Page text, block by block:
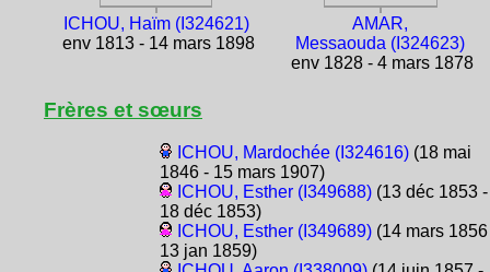
ICHOU, Haïm (I324621)
env 1813 - 14 mars 1898
AMAR,
Messaouda (I324623)
env 1828 - 4 mars 1878
Frères et sœurs
ICHOU, Mardochée (I324616)(18 mai
1846 - 15 mars 1907)
ICHOU, Esther (I349688)(13 déc 1853 -
18 déc 1853)
ICHOU, Esther (I349689)(14 mars 1856
13 jan 1859)